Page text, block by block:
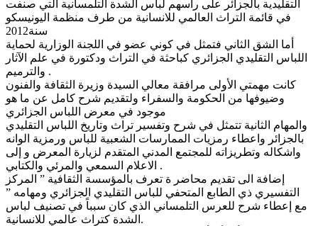
التقليدية بالجزائر على رأسهم لباس الشدة التلمسانية التي صنفت
في قائمة التراث العالمي للانسانية من طرف منظمة اليونيسكو
سنة2012
أما الشق الثاني فتمثل في كوني عضو في اللجنة الوزارية لحماية
اللباس التقليدي الجزائري كباحثة في التراث ودكتورة في علم الآثار
والترميم .
كانت مهمتي الأولى مرافقة معالي السيدة وزيرة الثقافة والفنون
وضيوفها من الحكومة والسفراء ولتقديم شرح كامل عن ما هو
موجود في معرض اللباس الجزائري
والمهام الثانية تتمثل في شرح وتفسير تراث وتاريخ اللباس التقليدي
بالجزائر واعطاء رمزيات الممارسات الشعبية للباس ورمزية الوانه
واشكاله وتطريزاته للمجتمع المدني المتقدم لزيارة المعرض و إلى
الاعلام السمعي والمرئي والكتابي .
إضافة الى تقديم محاضر ة تعرف بالمؤسسة الثقافية ” المركز
التفسيري ذي الطابع المتحفي للباس التقليدي الجزائري ومهامه ”
مع إعطاء شرح للعرس التلمساني الذي كان سبباً في تصنيف لباس
الشدة كتراث عالمي للانسانية.